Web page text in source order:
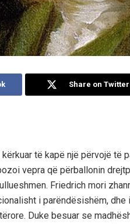
Share on Twitter
kërkuar të kapë një përvojë të
vepra që përballonin
Friedrich mori
i parëndësishëm,
Duke besuar se